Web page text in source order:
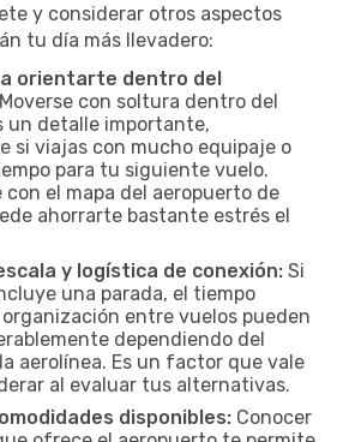
y considerar otros aspectos
tu día más llevadero:
orientarte dentro del
Moverse con soltura dentro del
un detalle importante,
si viajas con mucho equipaje o
para tu siguiente vuelo.
el mapa del aeropuerto de
ahorrarte bastante estrés el
y logística de conexión: Si
una parada, el tiempo
entre vuelos pueden
dependiendo del
aerolínea. Es un factor que vale
al evaluar tus alternativas.
disponibles: Conocer